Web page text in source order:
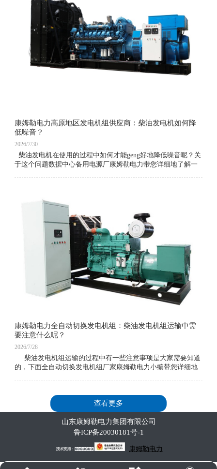
康姆勒电力高原地区发电机组供应商：柴油发电机如何降
低噪音？
2026/7/30
柴油发电机在使用的过程中如何才能geng好地降低噪音呢？关
于这个问题数据中心备用电源厂康姆勒电力带您详细地了解一
康姆勒电力全自动切换发电机组：柴油发电机组运输中需
要注意什么呢？
2026/7/28
柴油发电机组运输的过程中有一些注意事项是大家需要知道
的，下面全自动切换发电机组厂家康姆勒电力小编带您详细地
查看更多
山东康姆勒电力集团有限公司
鲁ICP备20030181号-1
康姆勒电力